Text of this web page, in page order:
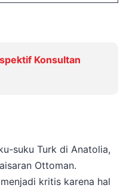
Konsultan
suku Turk di Anatolia,
Ottoman.
kritis karena hal